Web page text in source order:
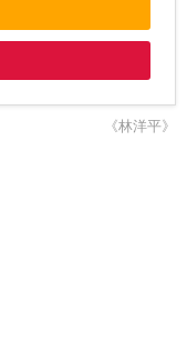
《林洋平》